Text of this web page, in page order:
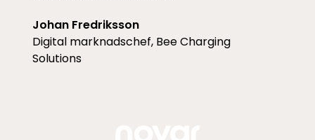
Johan Fredriksson
Digital marknadschef, Bee Charging
Solutions